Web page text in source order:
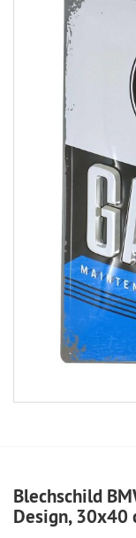
Blechschild
Design, 30x40